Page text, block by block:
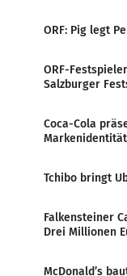
ORF: Pig legt
ORF-
Salzburger
Coca-Cola
Markenidentität
Tchibo bringt
Falkensteiner
Drei Millionen
McDonald’s